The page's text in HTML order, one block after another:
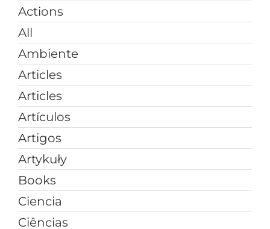
Actions
All
Ambiente
Articles
Articles
Artículos
Artigos
Artykuły
Books
Ciencia
Ciências